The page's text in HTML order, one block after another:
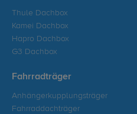
Thule Dachbox
Kamei Dachbox
Hapro Dachbox
G3 Dachbox
Fahrradträger
Anhängerkupplungsträger
Fahrraddachträger